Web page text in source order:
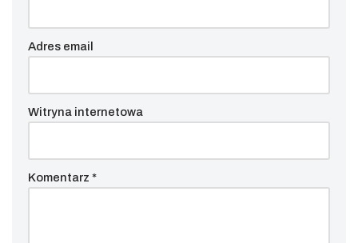
Adres email
Witryna internetowa
Komentarz *